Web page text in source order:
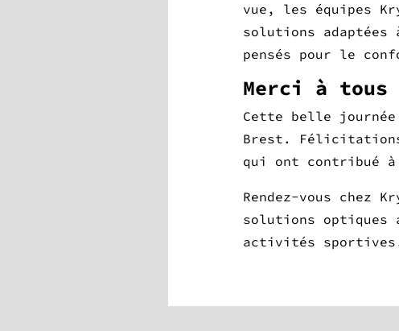
vue, les équipes
solutions adaptées
pensés pour le
Merci à
Cette belle
Brest.
qui ont contribué
Rendez-vous chez
solutions
activités